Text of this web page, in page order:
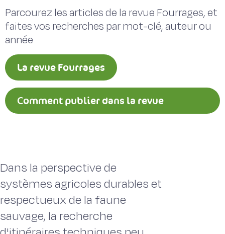
Parcourez les articles de la revue Fourrages, et
faites vos recherches par mot-clé, auteur ou
année
La revue Fourrages
Comment publier dans la revue
Dans la perspective de
systèmes agricoles durables et
respectueux de la faune
sauvage, la recherche